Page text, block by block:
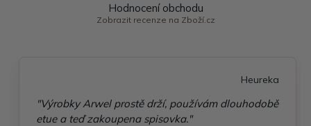
Hodnocení obchodu
Zobrazit recenze na Zboží.cz
Heureka
"Výrobky Arwel prostě drží, používám dlouhodobě
etue a teď zakoupena spisovka."